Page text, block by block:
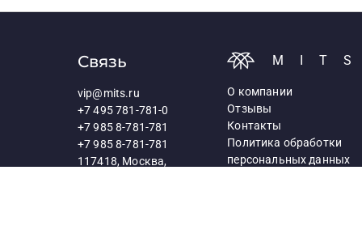
Связь
vip@mits.ru
+7 495 781-781-0
+7 985 8-781-781
+7 985 8-781-781
117418, Москва,
О компании
Отзывы
Контакты
Политика обработки
персональных данных